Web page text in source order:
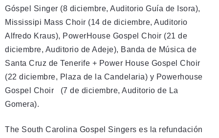
Góspel Singer (8 diciembre, Auditorio Guía de Isora),
Mississipi Mass Choir (14 de diciembre, Auditorio
Alfredo Kraus), PowerHouse Gospel Choir (21 de
diciembre, Auditorio de Adeje), Banda de Música de
Santa Cruz de Tenerife + Power House Gospel Choir
(22 diciembre, Plaza de la Candelaria) y Powerhouse
Gospel Choir (7 de diciembre, Auditorio de La
Gomera).
The South Carolina Gospel Singers es la refundación